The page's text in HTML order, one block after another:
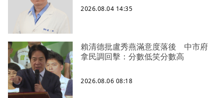
2026.08.04 14:35
賴清德批盧秀燕滿意度落後 中市府
拿民調回擊：分數低笑分數高
2026.08.06 08:18